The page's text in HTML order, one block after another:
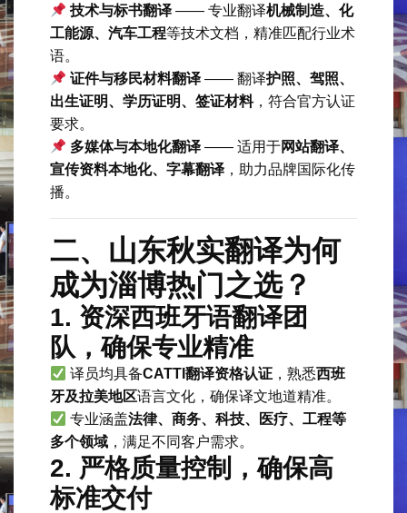
技术与标书翻译 —— 专业翻译机械制造、化
工能源、汽车工程等技术文档，精准匹配行业术
语。
证件与移民材料翻译 —— 翻译护照、驾照、
出生证明、学历证明、签证材料，符合官方认证
要求。
多媒体与本地化翻译 —— 适用于网站翻译、
宣传资料本地化、字幕翻译 ，助力品牌国际化传
播。
二、山东秋实翻译为何
成为淄博热门之选？
1. 资深西班牙语翻译团
队，确保专业精准
译员均具备CATTI翻译资格认证 ，熟悉西班
牙及拉美地区语言文化，确保译文地道精准。
专业涵盖法律、商务、科技、医疗、工程等
多个领域 ，满足不同客户需求。
2. 严格质量控制，确保高
标准交付